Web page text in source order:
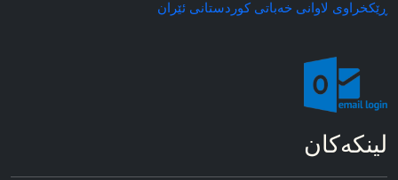
ڕێکخراوی لاوانی خه‌باتی کوردستانی ئێران
لینکه‌کان